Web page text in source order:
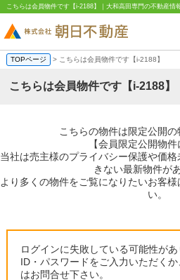
こちらは会員物件です【i-2188】｜大和高田専門の不動産情
TOPページ > こちらは会員物件です【i-2188】
こちらは会員物件です【i-2188】
こちらの物件は限定公開の
【会員限定公開物件
当社は売主様のプライバシー保護や価
きない最新物件が
より多くの物件をご覧になりたいお客
い。
ログインに失敗している可能性が
ID・パスワードをご入力いただく
はお問合せ下さい。